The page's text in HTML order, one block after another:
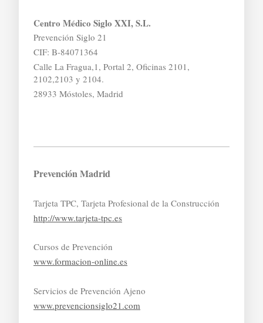
Centro Médico Siglo XXI, S.L.
Prevención Siglo 21
CIF: B-84071364
Calle La Fragua,1, Portal 2, Oficinas 2101,
2102,2103 y 2104.
28933 Móstoles, Madrid
Prevención Madrid
Tarjeta TPC, Tarjeta Profesional de la Construcción
http://www.tarjeta-tpc.es
Cursos de Prevención
www.formacion-online.es
Servicios de Prevención Ajeno
www.prevencionsiglo21.com